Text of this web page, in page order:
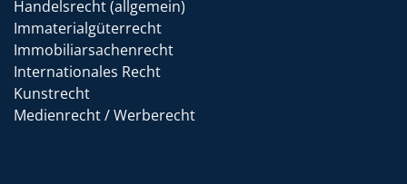
Handelsrecht (allgemein)
Immaterialgüterrecht
Immobiliarsachenrecht
Internationales Recht
Kunstrecht
Medienrecht / Werberecht